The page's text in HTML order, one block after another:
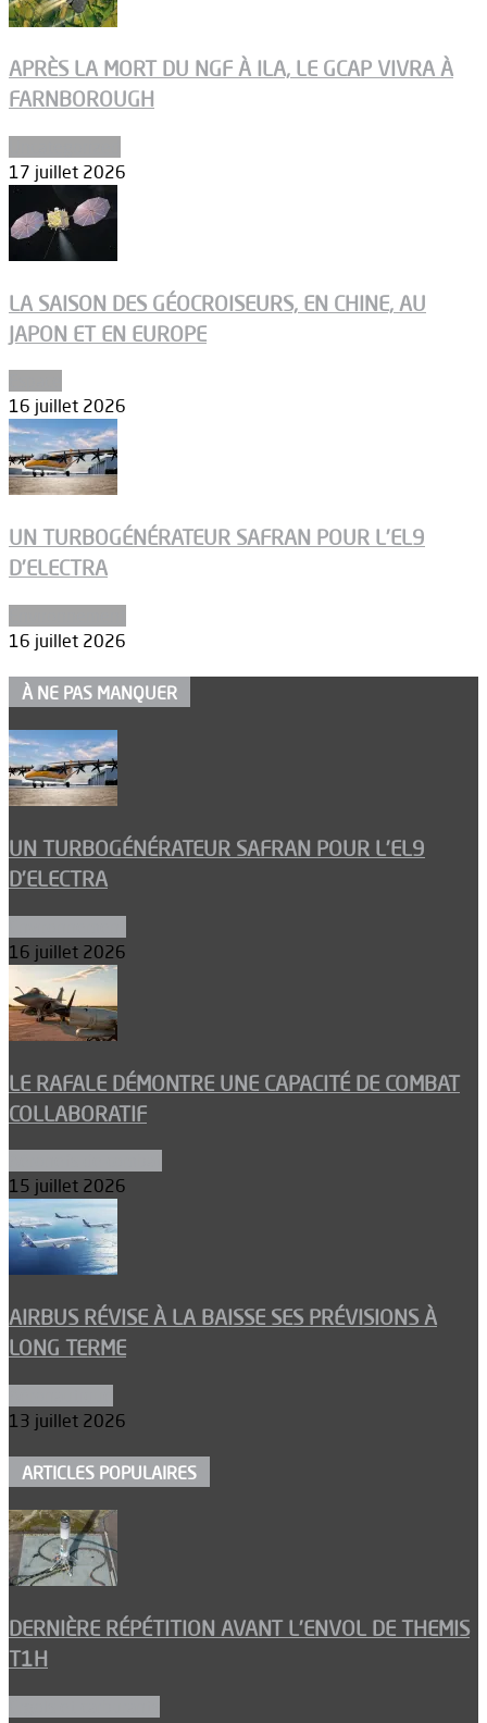
APRÈS LA MORT DU NGF À ILA, LE GCAP VIVRA À
FARNBOROUGH
17 juillet 2026
LA SAISON DES GÉOCROISEURS, EN CHINE, AU
JAPON ET EN EUROPE
16 juillet 2026
UN TURBOGÉNÉRATEUR SAFRAN POUR L’EL9
D’ELECTRA
16 juillet 2026
À NE PAS MANQUER
UN TURBOGÉNÉRATEUR SAFRAN POUR L’EL9
D’ELECTRA
16 juillet 2026
LE RAFALE DÉMONTRE UNE CAPACITÉ DE COMBAT
COLLABORATIF
15 juillet 2026
AIRBUS RÉVISE À LA BAISSE SES PRÉVISIONS À
LONG TERME
13 juillet 2026
ARTICLES POPULAIRES
DERNIÈRE RÉPÉTITION AVANT L’ENVOL DE THEMIS
T1H